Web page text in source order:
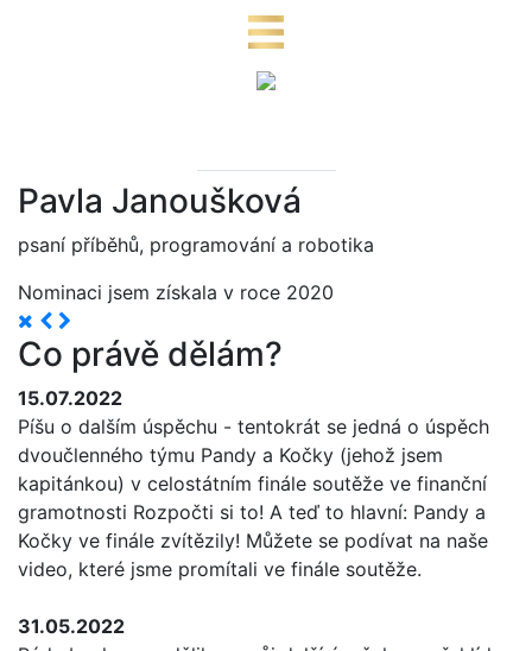
Pavla Janoušková
psaní příběhů, programování a robotika
Nominaci jsem získala v roce 2020
Co právě dělám?
15.07.2022
Píšu o dalším úspěchu - tentokrát se jedná o úspěch
dvoučlenného týmu Pandy a Kočky (jehož jsem
kapitánkou) v celostátním finále soutěže ve finanční
gramotnosti Rozpočti si to! A teď to hlavní: Pandy a
Kočky ve finále zvítězily! Můžete se podívat na naše
video, které jsme promítali ve finále soutěže.
31.05.2022